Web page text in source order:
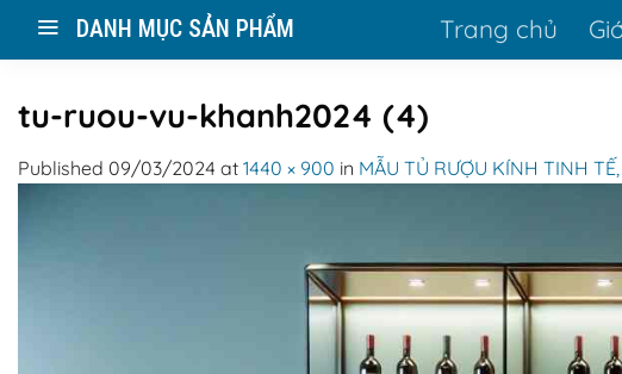
DANH MỤC SẢN PHẨM Trang chủ
tu-ruou-vu-khanh2024 (4)
Published 09/03/2024 at 1440 × 900 in MẪU TỦ RƯỢU KÍNH TINH